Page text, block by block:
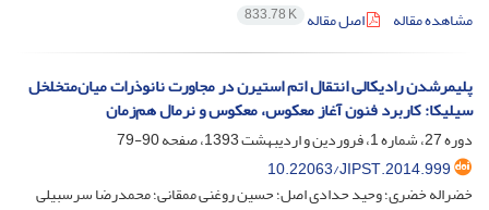
مشاهده مقاله
اصل مقاله 833.78 K
پلیمرشدن رادیکالی انتقال اتم استیرن در مجاورت نانوذرات میان‌متخلخل
سیلیکا: کاربرد فنون آغاز معکوس، معکوس و نرمال هم‌زمان
دوره 27، شماره 1، فروردین و اردیبهشت 1393، صفحه
90-79
10.22063/JIPST.2014.999
خضراله خضری؛ وحید حدادی اصل؛ حسین روغنی ممقانی؛ محمدرضا سرسبیلی